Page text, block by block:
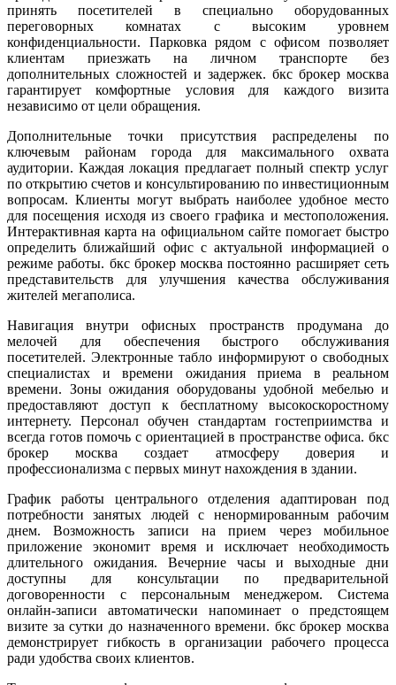
принять посетителей в специально оборудованных
переговорных комнатах с высоким уровнем
конфиденциальности. Парковка рядом с офисом позволяет
клиентам приезжать на личном транспорте без
дополнительных сложностей и задержек. бкс брокер москва
гарантирует комфортные условия для каждого визита
независимо от цели обращения.
Дополнительные точки присутствия распределены по
ключевым районам города для максимального охвата
аудитории. Каждая локация предлагает полный спектр услуг
по открытию счетов и консультированию по инвестиционным
вопросам. Клиенты могут выбрать наиболее удобное место
для посещения исходя из своего графика и местоположения.
Интерактивная карта на официальном сайте помогает быстро
определить ближайший офис с актуальной информацией о
режиме работы. бкс брокер москва постоянно расширяет сеть
представительств для улучшения качества обслуживания
жителей мегаполиса.
Навигация внутри офисных пространств продумана до
мелочей для обеспечения быстрого обслуживания
посетителей. Электронные табло информируют о свободных
специалистах и времени ожидания приема в реальном
времени. Зоны ожидания оборудованы удобной мебелью и
предоставляют доступ к бесплатному высокоскоростному
интернету. Персонал обучен стандартам гостеприимства и
всегда готов помочь с ориентацией в пространстве офиса. бкс
брокер москва создает атмосферу доверия и
профессионализма с первых минут нахождения в здании.
График работы центрального отделения адаптирован под
потребности занятых людей с ненормированным рабочим
днем. Возможность записи на прием через мобильное
приложение экономит время и исключает необходимость
длительного ожидания. Вечерние часы и выходные дни
доступны для консультации по предварительной
договоренности с персональным менеджером. Система
онлайн-записи автоматически напоминает о предстоящем
визите за сутки до назначенного времени. бкс брокер москва
демонстрирует гибкость в организации рабочего процесса
ради удобства своих клиентов.